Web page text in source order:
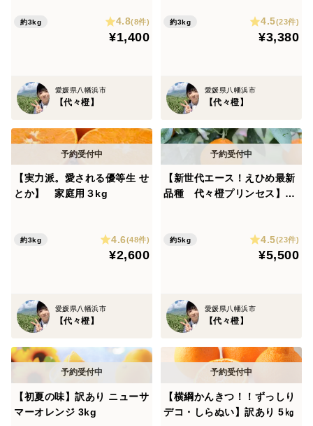
約3kg 4.8(8件)
¥1,400
愛媛県八幡浜市
【代々橙】
約3kg 4.5(23件)
¥3,380
愛媛県八幡浜市
【代々橙】
【実力派。愛される優等生 せ
とか】 家庭用３kg
約3kg 4.6(48件)
¥2,600
愛媛県八幡浜市
【代々橙】
【新世代エース！えひめ最新
品種 代々橙プリンセス】訳
約5kg 4.5(23件)
¥5,500
愛媛県八幡浜市
【代々橙】
【初夏の味】訳あり ニューサ
マーオレンジ 3kg
【横綱かんきつ！！ずっしり
デコ・しらぬい】訳あり 5㎏